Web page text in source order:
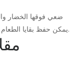
ضعي فوقها الخضار
يمكن حفظ بقايا الطعام في وعاء محكم الغلق لمدة ثلاثة إلى خمسة أيام.